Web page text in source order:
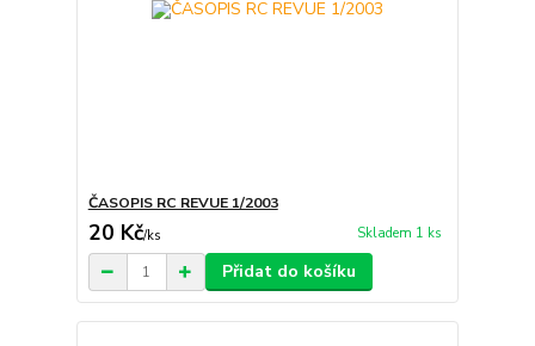
ČASOPIS RC REVUE 1/2003
20 Kč/ks Skladem 1 ks
Přidat do košíku